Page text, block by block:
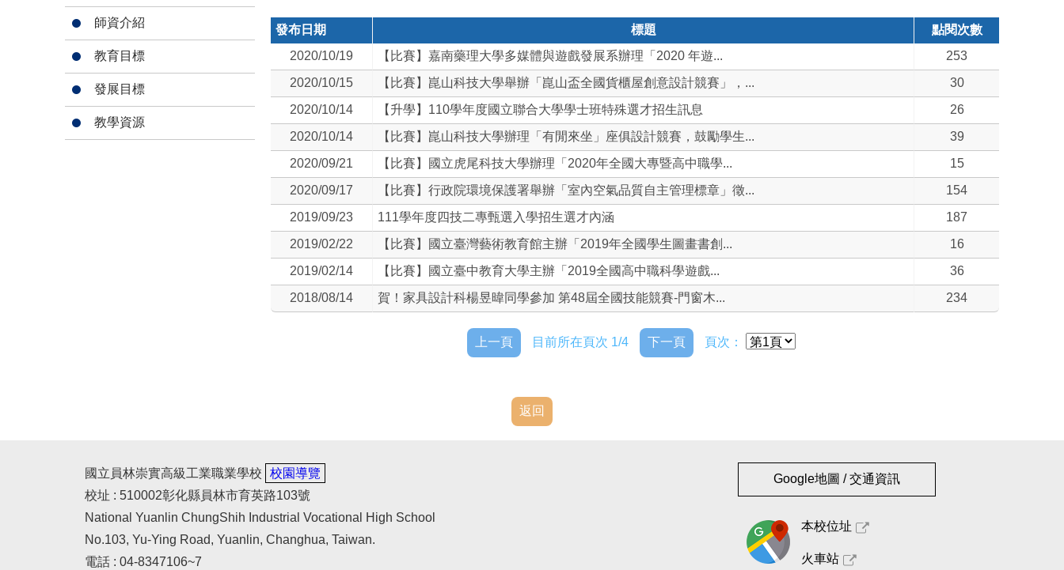
師資介紹
教育目標
發展目標
教學資源
發布日期 標題
點閱次數
2020/10/19
【比賽】嘉南藥理大學多媒體與遊戲發展系辦理「2020 年遊...
253
2020/10/15
【比賽】崑山科技大學舉辦「崑山盃全國貨櫃屋創意設計競賽」，...
30
2020/10/14
【升學】110學年度國立聯合大學學士班特殊選才招生訊息
26
2020/10/14
【比賽】崑山科技大學辦理「有閒來坐」座俱設計競賽，鼓勵學生...
39
2020/09/21
【比賽】國立虎尾科技大學辦理「2020年全國大專暨高中職學...
15
2020/09/17
【比賽】行政院環境保護署舉辦「室內空氣品質自主管理標章」徵...
154
2019/09/23
111學年度四技二專甄選入學招生選才內涵
187
2019/02/22
【比賽】國立臺灣藝術教育館主辦「2019年全國學生圖畫書創...
16
2019/02/14
【比賽】國立臺中教育大學主辦「2019全國高中職科學遊戲...
36
2018/08/14
賀！家具設計科楊昱暐同學參加 第48屆全國技能競賽-門窗木... 234
上一頁 目前所在頁次 1/4 下一頁 頁次：
返回
國立員林崇實高級工業職業學校
校園導覽
校址 : 510002彰化縣員林市育英路103號
National Yuanlin ChungShih Industrial Vocational High School
No.103, Yu-Ying Road, Yuanlin, Changhua, Taiwan.
電話 : 04-8347106~7
Google地圖 / 交通資訊
本校位址
火車站